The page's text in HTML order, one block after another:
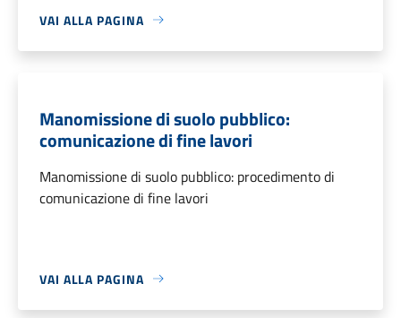
VAI ALLA PAGINA
Manomissione di suolo pubblico:
comunicazione di fine lavori
Manomissione di suolo pubblico: procedimento di
comunicazione di fine lavori
VAI ALLA PAGINA